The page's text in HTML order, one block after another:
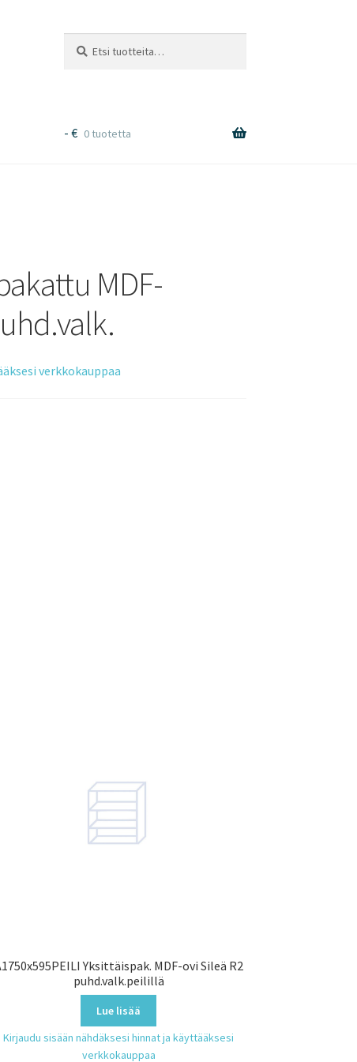
- € 0 tuotetta
MDF-
verkkokauppaa
Yksittäispak. MDF-ovi Sileä R2
puhd.valk.peilillä
Lue lisää
Kirjaudu sisään nähdäksesi hinnat ja käyttääksesi
verkkokauppaa